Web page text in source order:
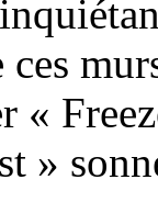
ces
«
»